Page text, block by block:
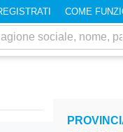
COME